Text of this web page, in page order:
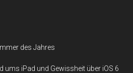
des Jahres
ums iPad und Gewissheit über iOS 6